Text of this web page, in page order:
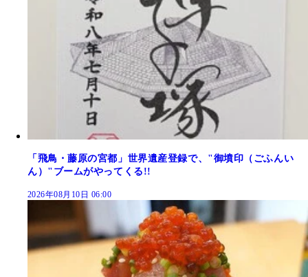
「飛鳥・藤原の宮都」世界遺産登録で、"御墳印（ごふんい
ん）"ブームがやってくる!!
2026年08月10日 06:00